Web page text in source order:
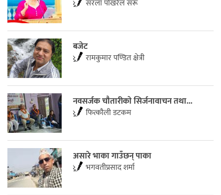
सरला पाेखरेल सरू
बजेट
रामकुमार पण्डित क्षेत्री
नवसर्जक चाैतारीकाे सिर्जनावाचन तथा...
फित्काैली डटकम
असारे भाका गाउँछन् पाका
भगवतीप्रसाद शर्मा